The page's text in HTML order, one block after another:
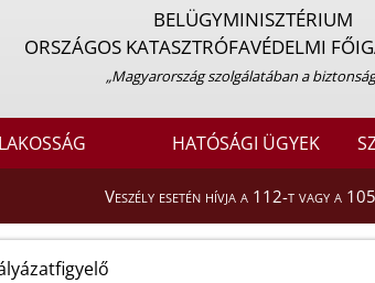
BELÜGYMINISZTÉRIUM
ORSZÁGOS KATASZTRÓFAVÉDELMI
„Magyarország szolgálatában a
LAKOSSÁG HATÓSÁGI ÜGYEK
Veszély esetén hívja a 112-t vagy a